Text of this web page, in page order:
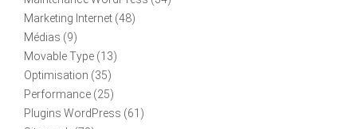
Marketing Internet (48)
Médias (9)
Movable Type (13)
Optimisation (35)
Performance (25)
Plugins WordPress (61)